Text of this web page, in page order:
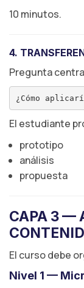
10 minutos.
4.
Pregunta
El estudiante
prototipo
análisis
propuesta
CAPA 3 —
El curso debe
Nivel 1 —